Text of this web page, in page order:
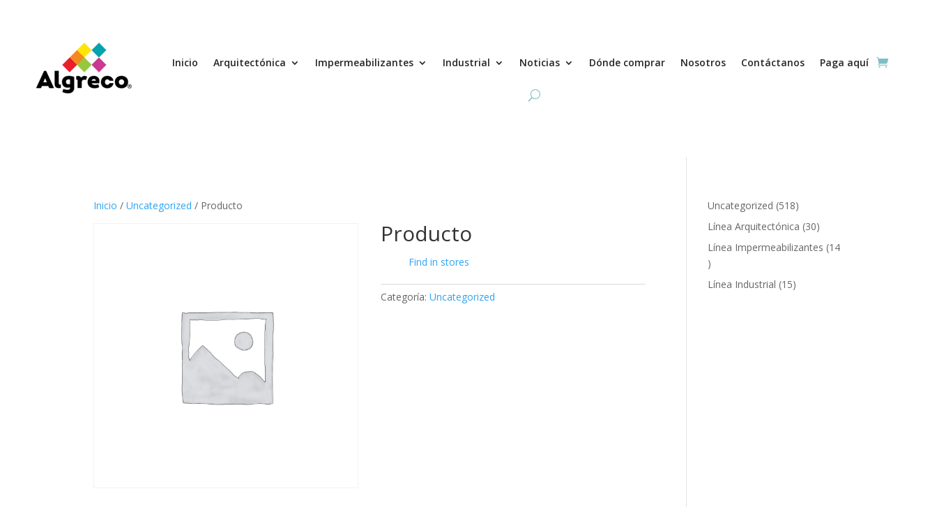
Inicio Arquitectónica Impermeabilizantes Industrial Noticias Dónde comprar Nosotros Contáctanos Paga aquí
Inicio /Uncategorized / Producto
Producto
Find in stores
Categoría:Uncategorized
Uncategorized 518518
productos
Línea Arquitectónica 3030
productos
Línea Impermeabilizantes 14
14
productos
Línea Industrial 1515